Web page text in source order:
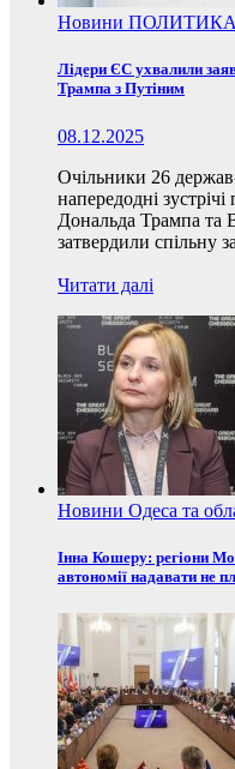
Новини ПОЛИТИКА
Лідери ЄС ухвалили
Трампа з Путіним
08.12.2025
Очільники 26
напередодні
Дональда Трампа та
затвердили спільну
Читати далі
Новини Одеса та
Інна Кошеру: регіони
автономії надавати не